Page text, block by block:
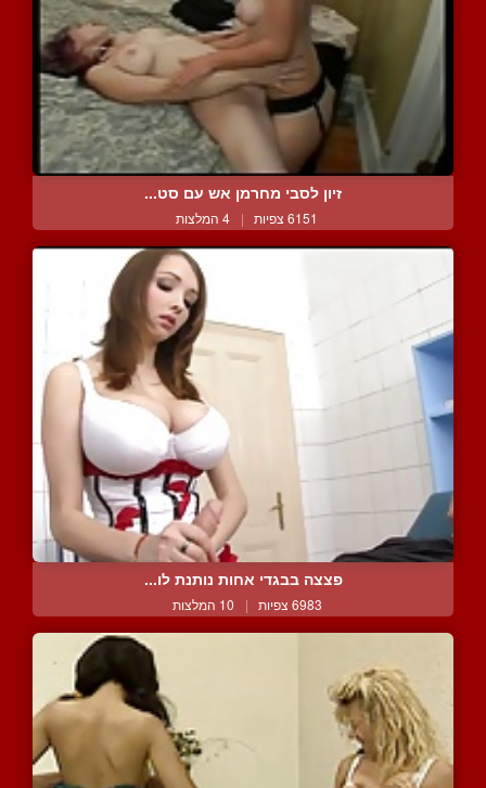
זיון לסבי מחרמן אש עם סט...
6151 צפיות | 4 המלצות
פצצה בבגדי אחות נותנת לו...
6983 צפיות | 10 המלצות